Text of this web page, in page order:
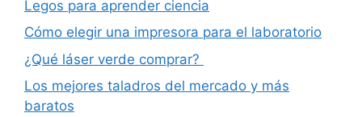
Legos para aprender ciencia
Cómo elegir una impresora para el laboratorio
¿Qué láser verde comprar?
Los mejores taladros del mercado y más
baratos